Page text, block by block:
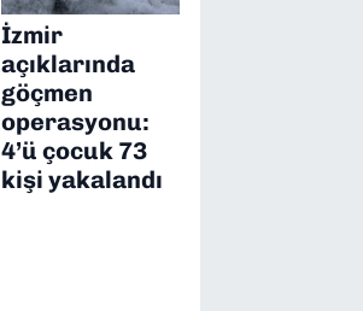
İzmir
açıklarında
göçmen
operasyonu:
4’ü çocuk 73
kişi yakalandı